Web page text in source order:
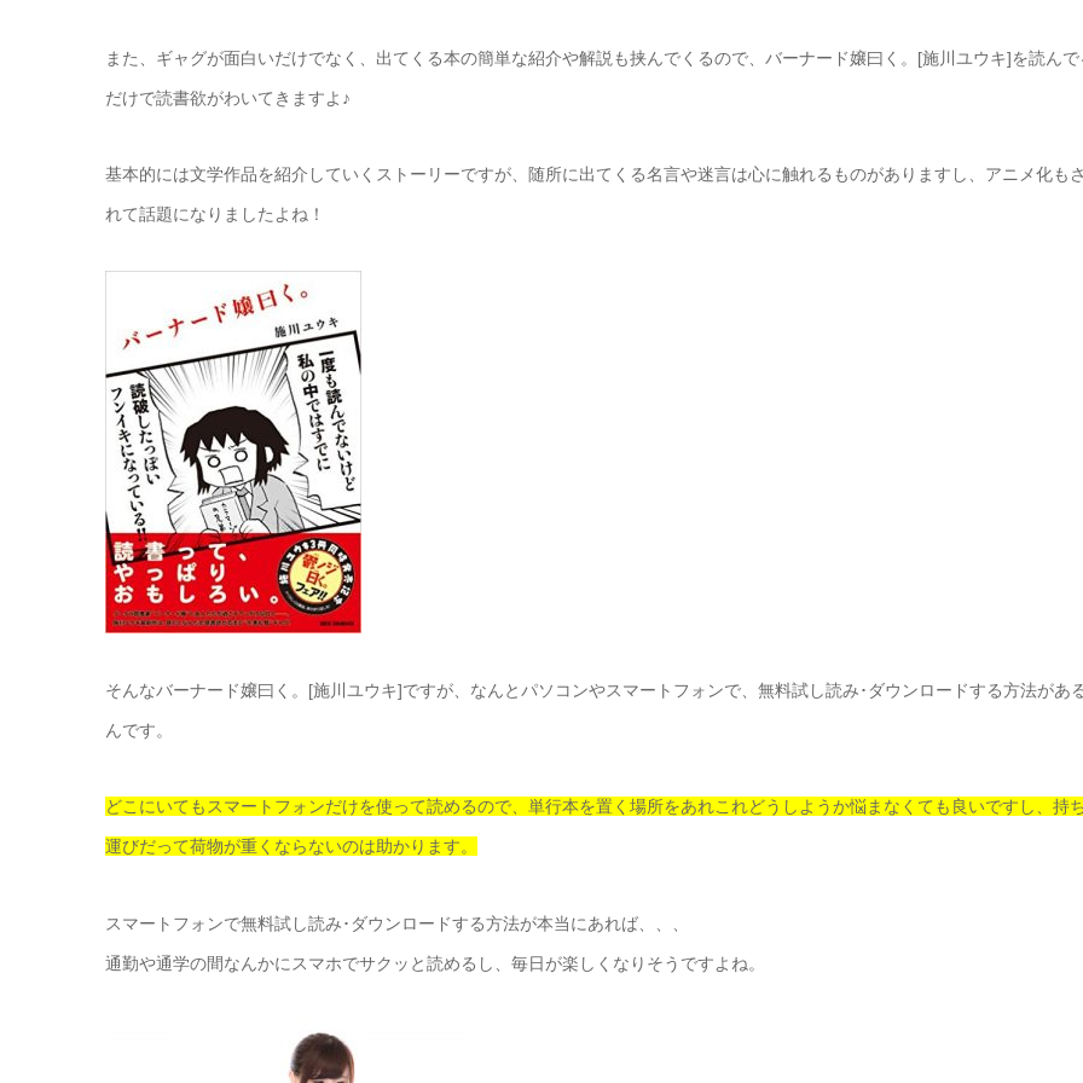
また、ギャグが面白いだけでなく、出てくる本の簡単な紹介や解説も挟んでくるので、バーナード嬢曰く。[施川ユウキ]を読んで
だけで読書欲がわいてきますよ♪
基本的には文学作品を紹介していくストーリーですが、随所に出てくる名言や迷言は心に触れるものがありますし、アニメ化も
れて話題になりましたよね！
そんなバーナード嬢曰く。[施川ユウキ]ですが、なんとパソコンやスマートフォンで、無料試し読み･ダウンロードする方法があ
んです。
どこにいてもスマートフォンだけを使って読めるので、単行本を置く場所をあれこれどうしようか悩まなくても良いですし、持
運びだって荷物が重くならないのは助かります。
スマートフォンで無料試し読み･ダウンロードする方法が本当にあれば、、、
通勤や通学の間なんかにスマホでサクッと読めるし、毎日が楽しくなりそうですよね。